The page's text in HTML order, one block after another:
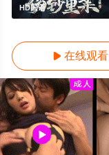
HD国语
 在线观看